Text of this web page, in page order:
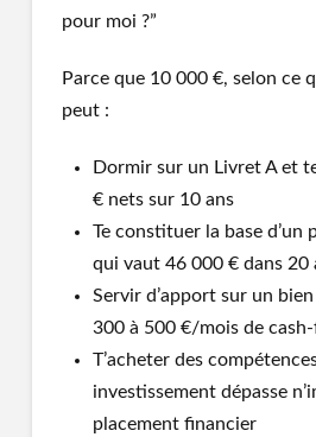
pour moi ?”
Parce que 10 000 €, selon ce
peut :
Dormir sur un Livret A et
€ nets sur 10 ans
Te constituer la base d’un
qui vaut 46 000 € dans 20
Servir d’apport sur un
300 à 500 €/mois de
T’acheter des
investissement dépasse
placement financier